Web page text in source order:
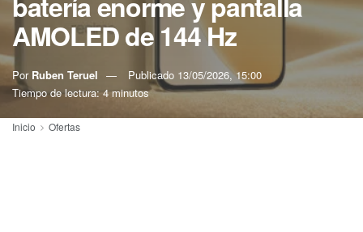
AMOLED de 144 Hz
Por Ruben Teruel Publicado 13/05/2026, 15:00
Tiempo de lectura: 4 minutos
Inicio Ofertas